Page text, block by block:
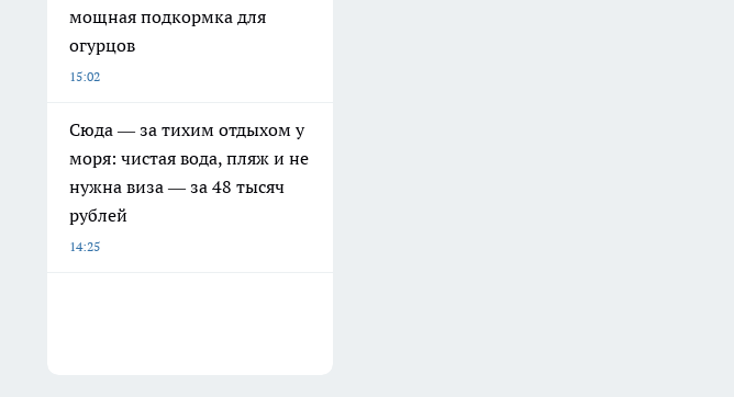
мощная подкормка для
огурцов
15:02
Сюда — за тихим отдыхом у
моря: чистая вода, пляж и не
нужна виза — за 48 тысяч
рублей
14:25